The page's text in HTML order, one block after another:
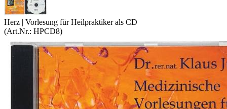
Herz | Vorlesung für Heilpraktiker als CD
(Art.Nr.: HPCD8)